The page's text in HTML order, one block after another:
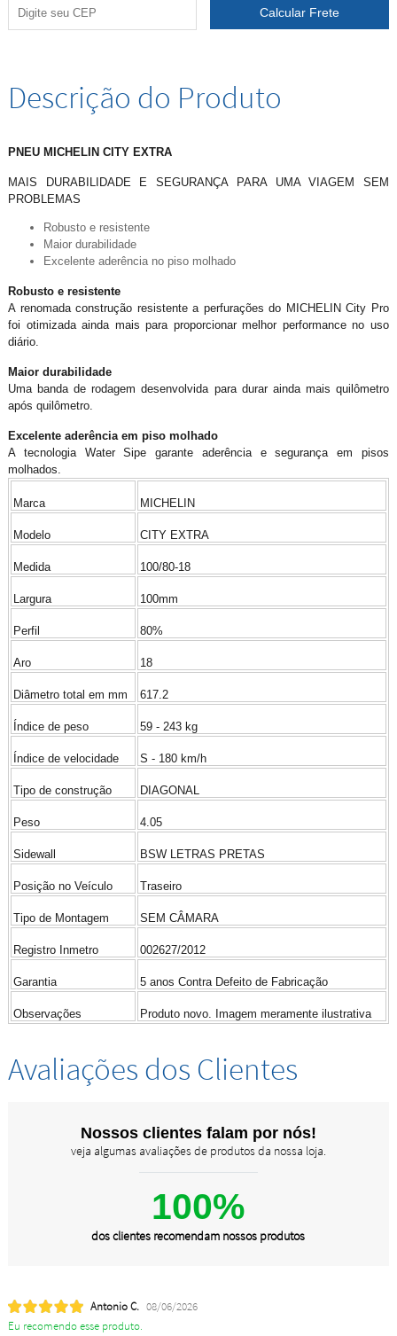
Descrição do Produto
PNEU MICHELIN CITY EXTRA
MAIS DURABILIDADE E SEGURANÇA PARA UMA VIAGEM SEM
PROBLEMAS
Robusto e resistente
Maior durabilidade
Excelente aderência no piso molhado
Robusto e resistente
A renomada construção resistente a perfurações do MICHELIN City Pro
foi otimizada ainda mais para proporcionar melhor performance no uso
diário.
Maior durabilidade
Uma banda de rodagem desenvolvida para durar ainda mais quilômetro
após quilômetro.
Excelente aderência em piso molhado
A tecnologia Water Sipe garante aderência e segurança em pisos
molhados.
Marca MICHELIN
Modelo CITY EXTRA
Medida 100/80-18
Largura 100mm
Perfil 80%
Aro 18
Diâmetro total em mm 617.2
Índice de peso 59 - 243 kg
Índice de velocidade S - 180 km/h
Tipo de construção DIAGONAL
Peso 4.05
Sidewall BSW LETRAS PRETAS
Posição no Veículo Traseiro
Tipo de Montagem SEM CÂMARA
Registro Inmetro 002627/2012
Garantia 5 anos Contra Defeito de Fabricação
Observações Produto novo. Imagem meramente ilustrativa
Avaliações dos Clientes
Nossos clientes falam por nós!
veja algumas avaliações de produtos da nossa loja.
100%
dos clientes recomendam nossos produtos
Antonio C. 08/06/2026
Eu recomendo esse produto.